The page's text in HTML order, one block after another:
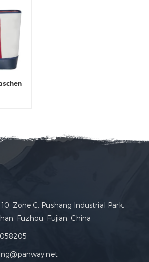
Zone C, Pushang Industrial Park,
Fuzhou, Fujian, China